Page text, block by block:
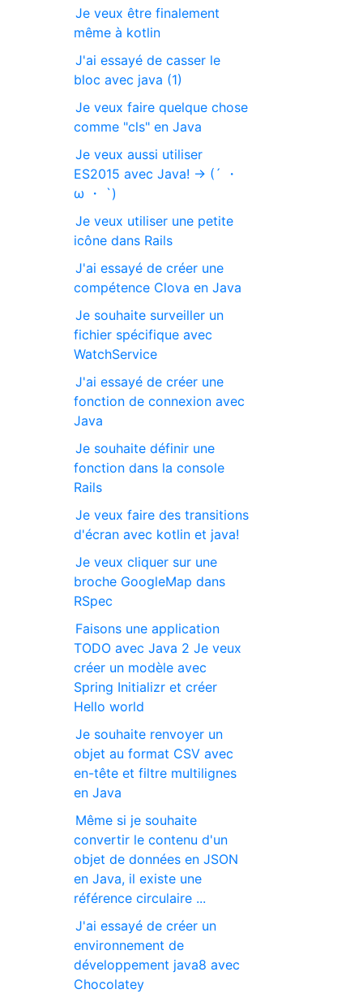
Je veux être finalement
même à kotlin
J'ai essayé de casser le
bloc avec java (1)
Je veux faire quelque chose
comme "cls" en Java
Je veux aussi utiliser
ES2015 avec Java! → (´ ・
ω ・ `)
Je veux utiliser une petite
icône dans Rails
J'ai essayé de créer une
compétence Clova en Java
Je souhaite surveiller un
fichier spécifique avec
WatchService
J'ai essayé de créer une
fonction de connexion avec
Java
Je souhaite définir une
fonction dans la console
Rails
Je veux faire des transitions
d'écran avec kotlin et java!
Je veux cliquer sur une
broche GoogleMap dans
RSpec
Faisons une application
TODO avec Java 2 Je veux
créer un modèle avec
Spring Initializr et créer
Hello world
Je souhaite renvoyer un
objet au format CSV avec
en-tête et filtre multilignes
en Java
Même si je souhaite
convertir le contenu d'un
objet de données en JSON
en Java, il existe une
référence circulaire ...
J'ai essayé de créer un
environnement de
développement java8 avec
Chocolatey